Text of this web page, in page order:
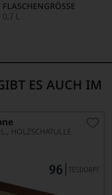
FLASCHENGRÖSSE
0,7 L
ES AUCH IM
HOLZSCHATULLE